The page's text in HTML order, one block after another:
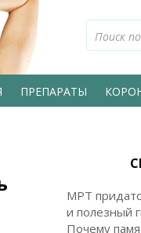
ПРЕПАРАТЫ
МРТ
и полезный
Почему